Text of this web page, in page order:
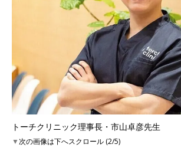
トーチクリニック理事長・市山卓彦先生
▼次の画像は下へスクロール (2/5)